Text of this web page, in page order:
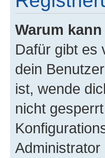
Warum
Dafür gibt es
dein
ist, wende
nicht